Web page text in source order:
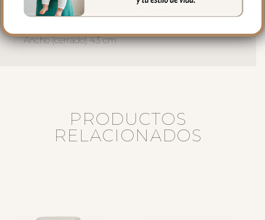
Medidas:
Ancho (cerrado) 43 cm
PRODUCTOS
RELACIONADOS